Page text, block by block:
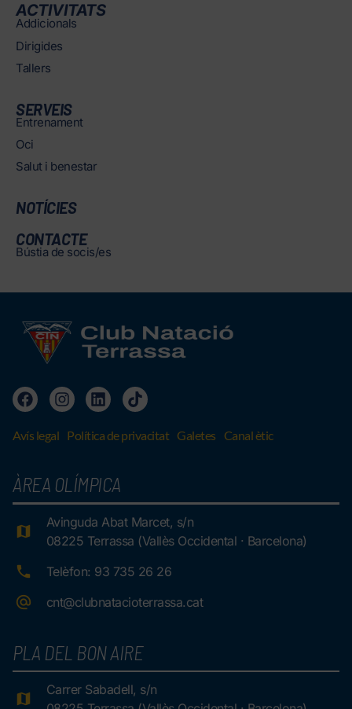
ACTIVITATS
Addicionals
Dirigides
Tallers
SERVEIS
Entrenament
Oci
Salut i benestar
NOTÍCIES
CONTACTE
Bústia de socis/es
Avís legal Política de privacitat Galetes Canal ètic
ÀREA OLÍMPICA
Avinguda Abat Marcet, s/n
08225 Terrassa (Vallès Occidental · Barcelona)
Telèfon: 93 735 26 26
cnt@clubnatacioterrassa.cat
PLA DEL BON AIRE
Carrer Sabadell, s/n